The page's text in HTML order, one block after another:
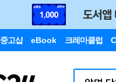
중고샵 eBook 크레마클럽